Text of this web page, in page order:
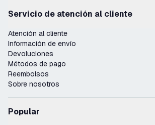
Servicio de atención al cliente
Atención al cliente
Información de envío
Devoluciones
Métodos de pago
Reembolsos
Sobre nosotros
Popular